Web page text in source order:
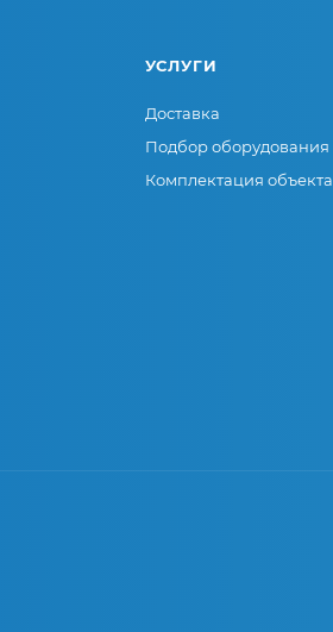
УСЛУГИ
Доставка
Подбор оборудования
Комплектация объекта